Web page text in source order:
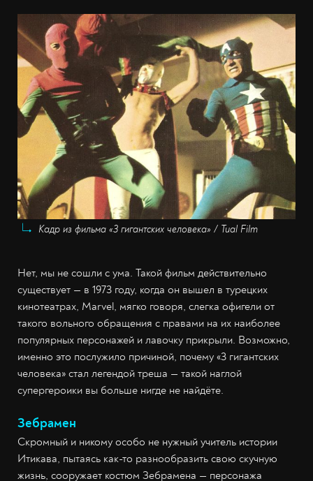
Кадр из фильма «3 гигантских человека» / Tual Film
Нет, мы не сошли с ума. Такой фильм действительно
существует — в 1973 году, когда он вышел в турецких
кинотеатрах, Marvel, мягко говоря, слегка офигели от
такого вольного обращения с правами на их наиболее
популярных персонажей и лавочку прикрыли. Возможно,
именно это послужило причиной, почему «3 гигантских
человека» стал легендой треша — такой наглой
супергероики вы больше нигде не найдёте.
Зебрамен
Скромный и никому особо не нужный учитель истории
Итикава, пытаясь как-то разнообразить свою скучную
жизнь, сооружает костюм Зебрамена — персонажа